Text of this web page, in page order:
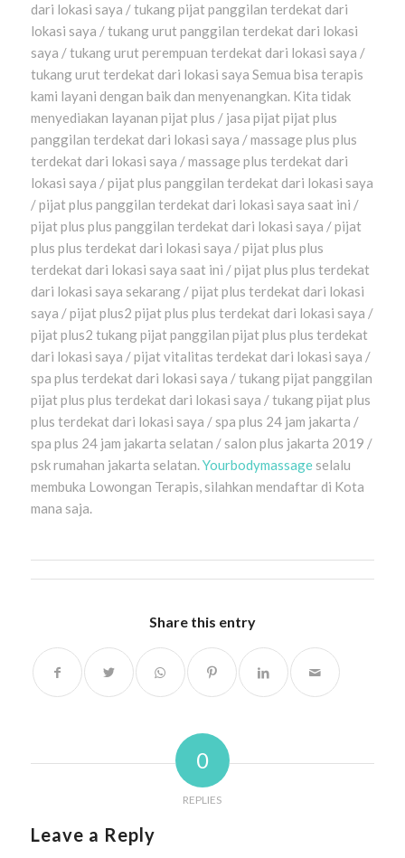
dari lokasi saya / tukang pijat panggilan terdekat dari
lokasi saya / tukang urut panggilan terdekat dari lokasi
saya / tukang urut perempuan terdekat dari lokasi saya /
tukang urut terdekat dari lokasi saya Semua bisa terapis
kami layani dengan baik dan menyenangkan. Kita tidak
menyediakan layanan pijat plus / jasa pijat pijat plus
panggilan terdekat dari lokasi saya / massage plus plus
terdekat dari lokasi saya / massage plus terdekat dari
lokasi saya / pijat plus panggilan terdekat dari lokasi saya
/ pijat plus panggilan terdekat dari lokasi saya saat ini /
pijat plus plus panggilan terdekat dari lokasi saya / pijat
plus plus terdekat dari lokasi saya / pijat plus plus
terdekat dari lokasi saya saat ini / pijat plus plus terdekat
dari lokasi saya sekarang / pijat plus terdekat dari lokasi
saya / pijat plus2 pijat plus plus terdekat dari lokasi saya /
pijat plus2 tukang pijat panggilan pijat plus plus terdekat
dari lokasi saya / pijat vitalitas terdekat dari lokasi saya /
spa plus terdekat dari lokasi saya / tukang pijat panggilan
pijat plus plus terdekat dari lokasi saya / tukang pijat plus
plus terdekat dari lokasi saya / spa plus 24 jam jakarta /
spa plus 24 jam jakarta selatan / salon plus jakarta 2019 /
psk rumahan jakarta selatan.Yourbodymassageselalu
membuka Lowongan Terapis, silahkan mendaftar di Kota
mana saja.
Share this entry
0
REPLIES
Leave a Reply